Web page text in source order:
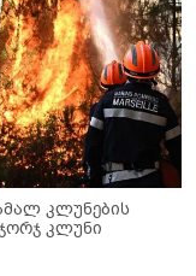
კლუნების
კლუნი